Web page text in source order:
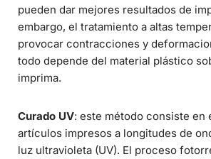
pueden dar mejores resultados de
embargo, el tratamiento a altas
provocar contracciones y
todo depende del material plástico
imprima.
Curado UV: este método consiste en
artículos impresos a longitudes de
luz ultravioleta (UV). El proceso